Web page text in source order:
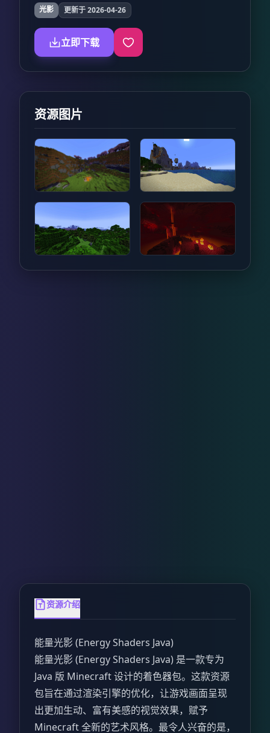
光影 更新于 2026-04-26
立即下载
资源图片
资源介绍
能量光影 (Energy Shaders Java)
能量光影 (Energy Shaders Java) 是一款专为
Java 版 Minecraft 设计的着色器包。这款资源
包旨在通过渲染引擎的优化，让游戏画面呈现
出更加生动、富有美感的视觉效果，赋予
Minecraft 全新的艺术风格。最令人兴奋的是，